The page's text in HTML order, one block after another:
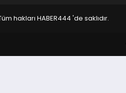
hakları HABER444 'de saklıdır.